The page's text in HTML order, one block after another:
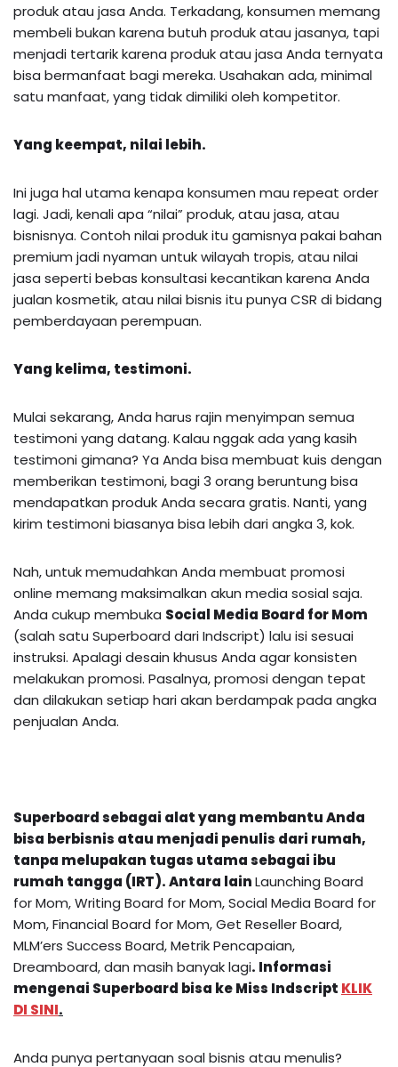
produk atau jasa Anda. Terkadang, konsumen memang
membeli bukan karena butuh produk atau jasanya, tapi
menjadi tertarik karena produk atau jasa Anda ternyata
bisa bermanfaat bagi mereka. Usahakan ada, minimal
satu manfaat, yang tidak dimiliki oleh kompetitor.
Yang keempat, nilai lebih.
Ini juga hal utama kenapa konsumen mau repeat order
lagi. Jadi, kenali apa “nilai” produk, atau jasa, atau
bisnisnya. Contoh nilai produk itu gamisnya pakai bahan
premium jadi nyaman untuk wilayah tropis, atau nilai
jasa seperti bebas konsultasi kecantikan karena Anda
jualan kosmetik, atau nilai bisnis itu punya CSR di bidang
pemberdayaan perempuan.
Yang kelima, testimoni.
Mulai sekarang, Anda harus rajin menyimpan semua
testimoni yang datang. Kalau nggak ada yang kasih
testimoni gimana? Ya Anda bisa membuat kuis dengan
memberikan testimoni, bagi 3 orang beruntung bisa
mendapatkan produk Anda secara gratis. Nanti, yang
kirim testimoni biasanya bisa lebih dari angka 3, kok.
Nah, untuk memudahkan Anda membuat promosi
online memang maksimalkan akun media sosial saja.
Anda cukup membuka Social Media Board for Mom
(salah satu Superboard dari Indscript) lalu isi sesuai
instruksi. Apalagi desain khusus Anda agar konsisten
melakukan promosi. Pasalnya, promosi dengan tepat
dan dilakukan setiap hari akan berdampak pada angka
penjualan Anda.
Superboard sebagai alat yang membantu Anda
bisa berbisnis atau menjadi penulis dari rumah,
tanpa melupakan tugas utama sebagai ibu
rumah tangga (IRT). Antara lainLaunching Board
for Mom, Writing Board for Mom, Social Media Board for
Mom, Financial Board for Mom, Get Reseller Board,
MLM’ers Success Board, Metrik Pencapaian,
Dreamboard, dan masih banyak lagi. Informasi
mengenai Superboard bisa ke Miss Indscript KLIK
DI SINI.
Anda punya pertanyaan soal bisnis atau menulis?